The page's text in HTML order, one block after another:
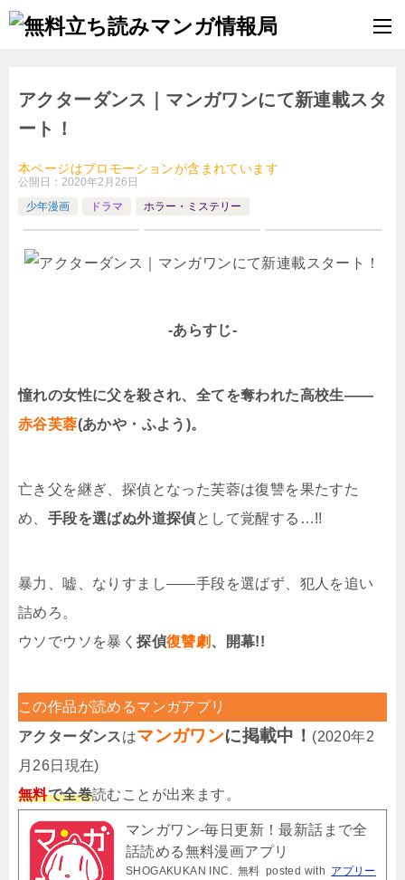
アクターダンス｜マンガワンにて新連載スタ
ート！
本ページはプロモーションが含まれています
公開日： 2020年2月26日
少年漫画
ドラマ ホラー・ミステリー
-あらすじ-
憧れの女性に父を殺され、全てを奪われた高校生——
赤谷芙蓉(あかや・ふよう)。
亡き父を継ぎ、探偵となった芙蓉は復讐を果たすた
め、 手段を選ばぬ外道探偵として覚醒する…!!
暴力、嘘、なりすまし——手段を選ばず、犯人を追い
詰めろ。
ウソでウソを暴く探偵復讐劇 、開幕!!
この作品が読めるマンガアプリ
アクターダンスはマンガワンに掲載中！ (2020年2
月26日現在)
無料で全巻読むことが出来ます。
マンガワン-毎日更新！最新話まで全
話読める無料漫画アプリ
SHOGAKUKAN INC. 無料 posted with アプリー